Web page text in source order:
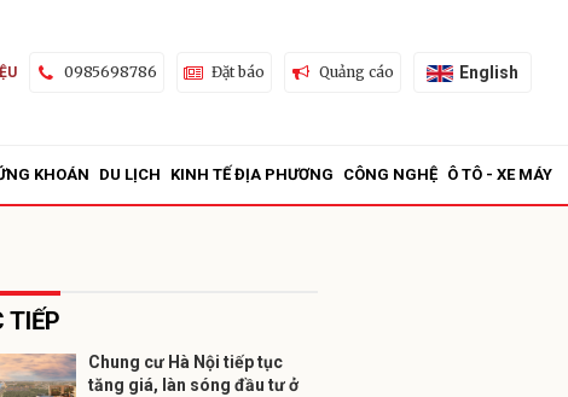
0985698786 Đặt báo Quảng cáo English
KHOÁN DU LỊCH KINH TẾ ĐỊA PHƯƠNG CÔNG NGHỆ Ô TÔ - XE MÁY
TIẾP
Chung cư Hà Nội tiếp tục
tăng giá, làn sóng đầu tư ở